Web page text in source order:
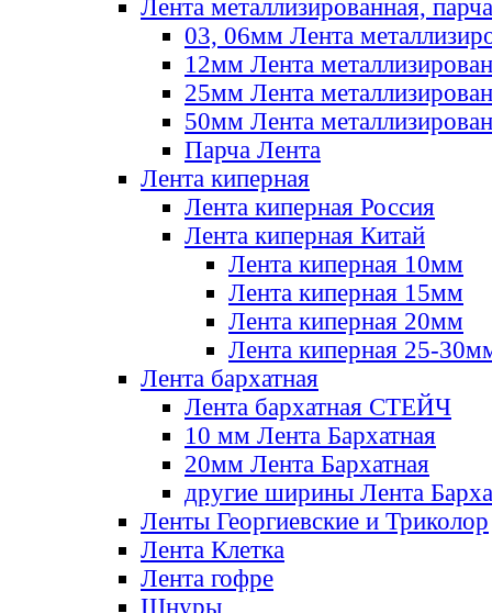
Лента металлизированная, парча
03, 06мм Лента
12мм Лента
25мм Лента
50мм Лента
Парча Лента
Лента киперная
Лента киперная Россия
Лента киперная Китай
Лента киперная 10мм
Лента киперная 15мм
Лента киперная 20мм
Лента киперная 25-
Лента бархатная
Лента бархатная СТЕЙЧ
10 мм Лента Бархатная
20мм Лента Бархатная
другие ширины Лента
Ленты Георгиевские и Триколор
Лента Клетка
Лента гофре
Шнуры